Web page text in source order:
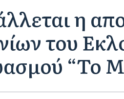
η
του
“Το